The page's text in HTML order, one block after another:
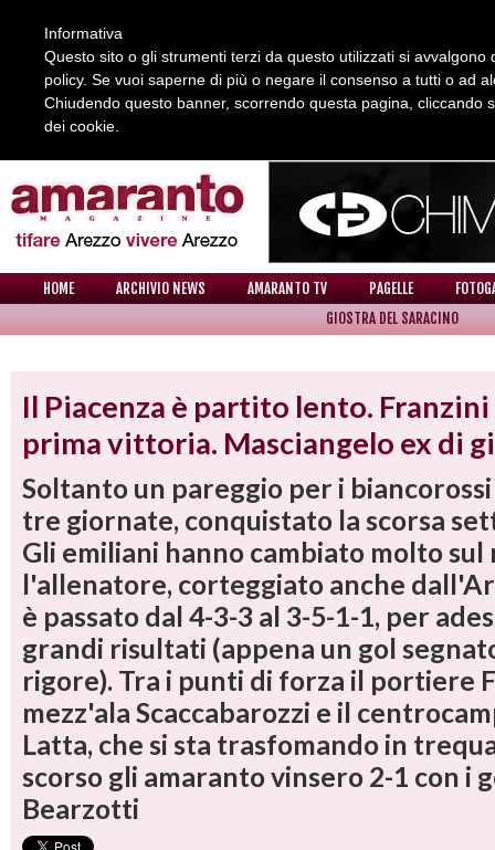
REDAZIONE COLLABORA CON NOI
HOME ARCHIVIO NEWS AMARANTO TV PAGELLE
GIOSTRA DEL SARACINO
Il Piacenza è partito lento. Franzini
prima vittoria. Masciangelo ex di
Soltanto un pareggio per i
tre giornate, conquistato la scorsa
Gli emiliani hanno cambiato molto sul
l'allenatore, corteggiato anche
è passato dal 4-3-3 al 3-5-1-1, per
grandi risultati (appena un gol
rigore). Tra i punti di forza il portiere
mezz'ala Scaccabarozzi e il
Latta, che si sta trasfomando in
scorso gli amaranto vinsero 2-1 con i
Bearzotti
Informativa
Questo sito o gli strumenti terzi da questo utilizzati si
policy. Se vuoi saperne di più o negare il consenso a tutti o ad
Chiudendo questo banner, scorrendo questa pagina, cliccando
dei cookie.